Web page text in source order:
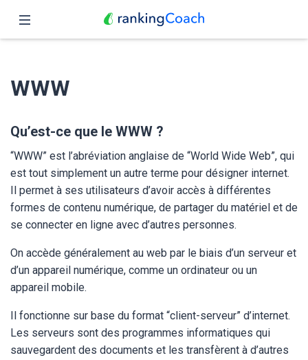
Fonctionnalités
Tarifs
Partenaires
Blog
Français
WWW
Qu’est-ce que le WWW ?
“WWW” est l’abréviation anglaise de “World Wide Web”, qui
est tout simplement un autre terme pour désigner internet.
Il permet à ses utilisateurs d’avoir accès à différentes
formes de contenu numérique, de partager du matériel et de
se connecter en ligne avec d’autres personnes.
On accède généralement au web par le biais d’un serveur et
d’un appareil numérique, comme un ordinateur ou un
appareil mobile.
Il fonctionne sur base du format “client-serveur” d’internet.
Les serveurs sont des programmes informatiques qui
sauvegardent des documents et les transfèrent à d’autres